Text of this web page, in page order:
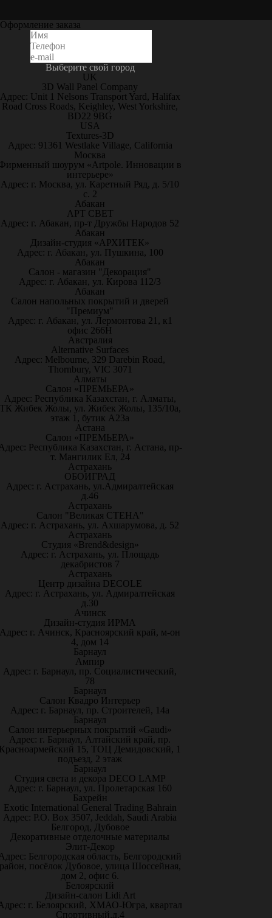
Оформление заказа
Выберите свой город
UK
3D Wall Panel Company
Адрес: Unit 1 Nelsons Transport Yard, Halifax
Road Cross Roads, Keighley, West Yorkshire,
BD22 9BG
USA
Textures-3D
Адрес: 91361 Westlake Village, California
Москва
шоурум «Artpole. Инновации в
интерьере»
Адрес: г. Москва, ул. Каретный Ряд, д. 5/10
с. 2
Абакан
АРТ СВЕТ
Адрес: г. Абакан, пр-т Дружбы Народов 52
Абакан
Дизайн-студия «АРХИТЕК»
Адрес: г. Абакан, ул. Пушкина, 100
Абакан
Салон - магазин "Декорация"
Адрес: г. Абакан, ул. Кирова 112/3
Абакан
Салон напольных покрытий и дверей
"Премиум"
Адрес: г. Абакан, ул. Лермонтова 21, к1
офис 266Н
Австралия
Alternative Surfaces
Адрес: Melbourne, 329 Darebin Road,
Thornbury, VIC 3071
Алматы
Салон «ПРЕМЬЕРА»
Адрес: Республика Казахстан, г. Алматы,
Жибек Жолы, ул. Жибек Жолы, 135/10а,
этаж 1, бутик А23а
Астана
Салон «ПРЕМЬЕРА»
Республика Казахстан, г. Астана, пр-
т. Мангилик Ел, 24
Астрахань
ОБОИГРАД
Адрес: г. Астрахань, ул.Адмиралтейская
д.46
Астрахань
Салон "Великая СТЕНА"
Адрес: г. Астрахань, ул. Ахшарумова, д. 52
Астрахань
Студия «Brend&design»
Адрес: г. Астрахань, ул. Площадь
декабристов 7
Астрахань
Центр дизайна DECOLE
Адрес: г. Астрахань, ул. Адмиралтейская
д.30
Ачинск
Дизайн-студия ИРМА
Адрес: г. Ачинск, Красноярский край, м-он
4, дом 14
Барнаул
Ампир
Адрес: г. Барнаул, пр. Социалистический,
78
Барнаул
Салон Квадро Интерьер
Адрес: г. Барнаул, пр. Строителей, 14а
Барнаул
Салон интерьерных покрытий «Gaudi»
Адрес: г. Барнаул, Алтайский край, пр.
15, ТОЦ Демидовский, 1
подъезд, 2 этаж
Барнаул
Студия света и декора DECO LAMP
Адрес: г. Барнаул, ул. Пролетарская 160
Бахрейн
Exotic International General Trading Bahrain
Адрес: P.O. Box 3507, Jeddah, Saudi Arabia
Белгород, Дубовое
Декоративные отделочные материалы
Элит-Декор
Белгородская область, Белгородский
посёлок Дубовое, улица Шоссейная,
дом 2, офис 6.
Белоярский
Дизайн-салон Lidi Art
г. Белоярский, ХМАО-Югра, квартал
Спортивный,д.4